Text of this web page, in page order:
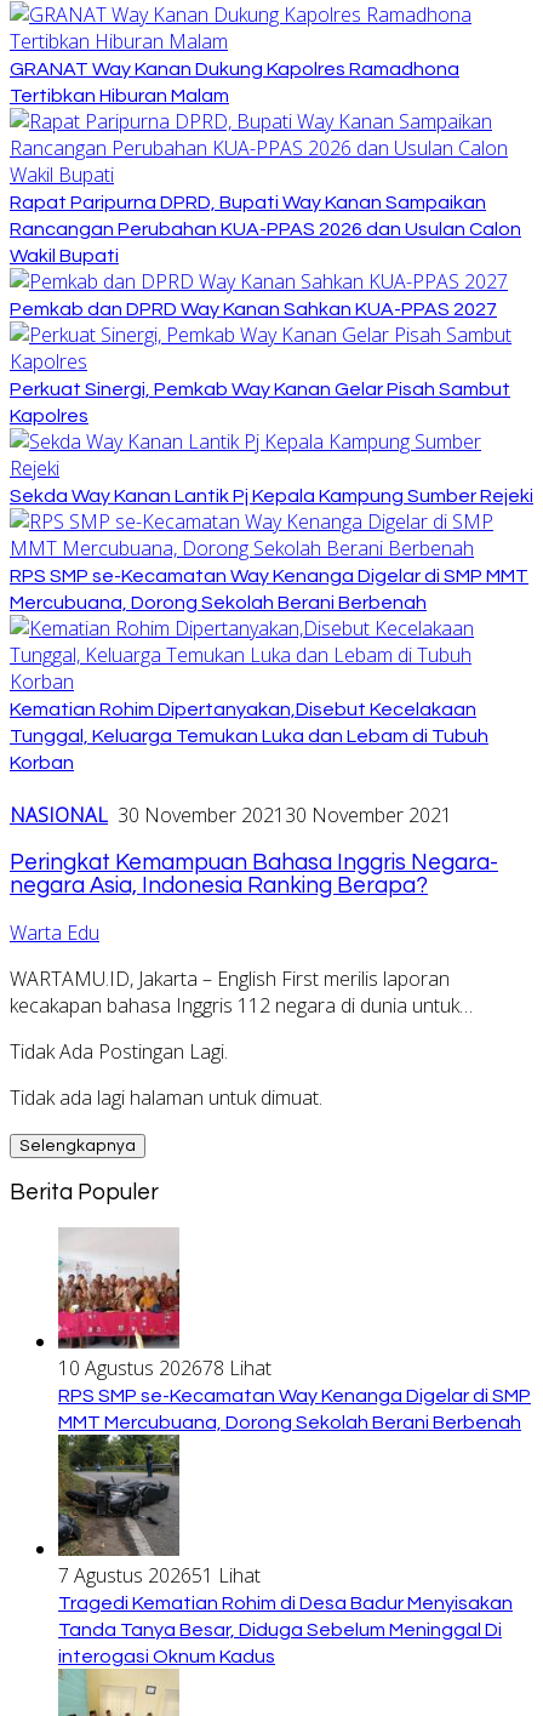
GRANAT Way Kanan Dukung Kapolres Ramadhona
Tertibkan Hiburan Malam
Rapat Paripurna DPRD, Bupati Way Kanan Sampaikan
Rancangan Perubahan KUA-PPAS 2026 dan Usulan Calon
Wakil Bupati
Pemkab dan DPRD Way Kanan Sahkan KUA-PPAS 2027
Perkuat Sinergi, Pemkab Way Kanan Gelar Pisah Sambut
Kapolres
Sekda Way Kanan Lantik Pj Kepala Kampung Sumber Rejeki
RPS SMP se-Kecamatan Way Kenanga Digelar di SMP MMT
Mercubuana, Dorong Sekolah Berani Berbenah
Kematian Rohim Dipertanyakan,Disebut Kecelakaan
Tunggal, Keluarga Temukan Luka dan Lebam di Tubuh
Korban
NASIONAL 30 November 2021 30 November 2021
Peringkat Kemampuan Bahasa Inggris Negara-
negara Asia, Indonesia Ranking Berapa?
Warta Edu
WARTAMU.ID, Jakarta – English First merilis laporan
kecakapan bahasa Inggris 112 negara di dunia untuk…
Tidak Ada Postingan Lagi.
Tidak ada lagi halaman untuk dimuat.
Selengkapnya
Berita Populer
10 Agustus 202678 Lihat
RPS SMP se-Kecamatan Way Kenanga Digelar di SMP
MMT Mercubuana, Dorong Sekolah Berani Berbenah
7 Agustus 202651 Lihat
Tragedi Kematian Rohim di Desa Badur Menyisakan
Tanda Tanya Besar, Diduga Sebelum Meninggal Di
interogasi Oknum Kadus